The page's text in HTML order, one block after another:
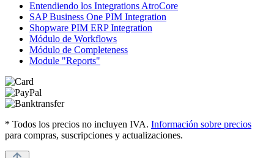
Entendiendo los Integrations AtroCore
SAP Business One PIM Integration
Shopware PIM ERP Integration
Módulo de Workflows
Módulo de Completeness
Module "Reports"
* Todos los precios no incluyen IVA. Información sobre precios
para compras, suscripciones y actualizaciones.